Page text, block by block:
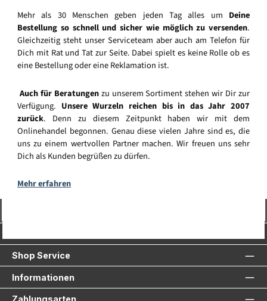
Mehr als 30 Menschen geben jeden Tag alles um Deine
Bestellung so schnell und sicher wie möglich zu versenden.
Gleichzeitig steht unser Serviceteam aber auch am Telefon für
Dich mit Rat und Tat zur Seite. Dabei spielt es keine Rolle ob es
eine Bestellung oder eine Reklamation ist.
Auch für Beratungenzu unserem Sortiment stehen wir Dir zur
Verfügung. Unsere Wurzeln reichen bis in das Jahr 2007
zurück. Denn zu diesem Zeitpunkt haben wir mit dem
Onlinehandel begonnen. Genau diese vielen Jahre sind es, die
uns zu einem wertvollen Partner machen. Wir freuen uns sehr
Dich als Kunden begrüßen zu dürfen.
Mehr erfahren
Shop Service
Informationen
Zahlungsarten